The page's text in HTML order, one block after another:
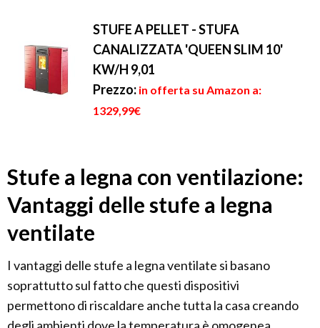
STUFE A PELLET - STUFA
CANALIZZATA 'QUEEN SLIM 10'
KW/H 9,01
Prezzo: in offerta su Amazon a:
1329,99€
Stufe a legna con ventilazione:
Vantaggi delle stufe a legna
ventilate
I vantaggi delle stufe a legna ventilate si basano
soprattutto sul fatto che questi dispositivi
permettono di riscaldare anche tutta la casa creando